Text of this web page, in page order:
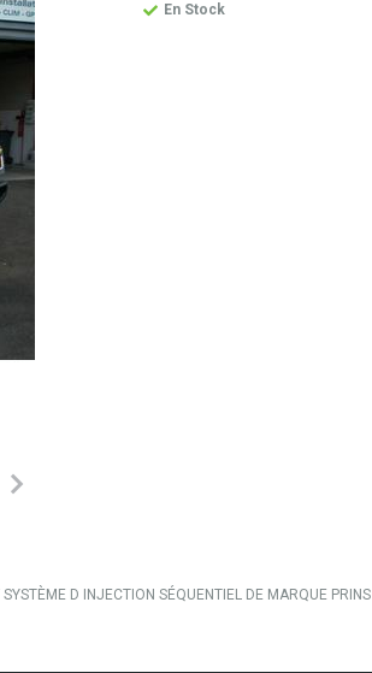
En Stock
D INJECTION SÉQUENTIEL DE MARQUE PRINS